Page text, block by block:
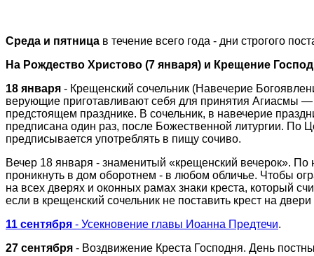
Среда и пятница в течение всего года - дни строгого
На Рождество Христово (7 января) и Крещение
18 января - Крещенский сочельник (Навечерие
верующие приготавливают себя для принятия Агиасмы
предстоящем празднике. В сочельник, в навечерие
предписана один раз, после Божественной литургии. По
предписывается употреблять в пищу сочиво.
Вечер 18 января - знаменитый «крещенский вечерок».
проникнуть в дом оборотнем - в любом обличье. Чтобы
на всех дверях и оконных рамах знаки креста, который
если в крещенский сочельник не поставить крест на
11 сентября - Усекновение главы Иоанна Предтечи.
27 сентября - Воздвижение Креста Господня. День